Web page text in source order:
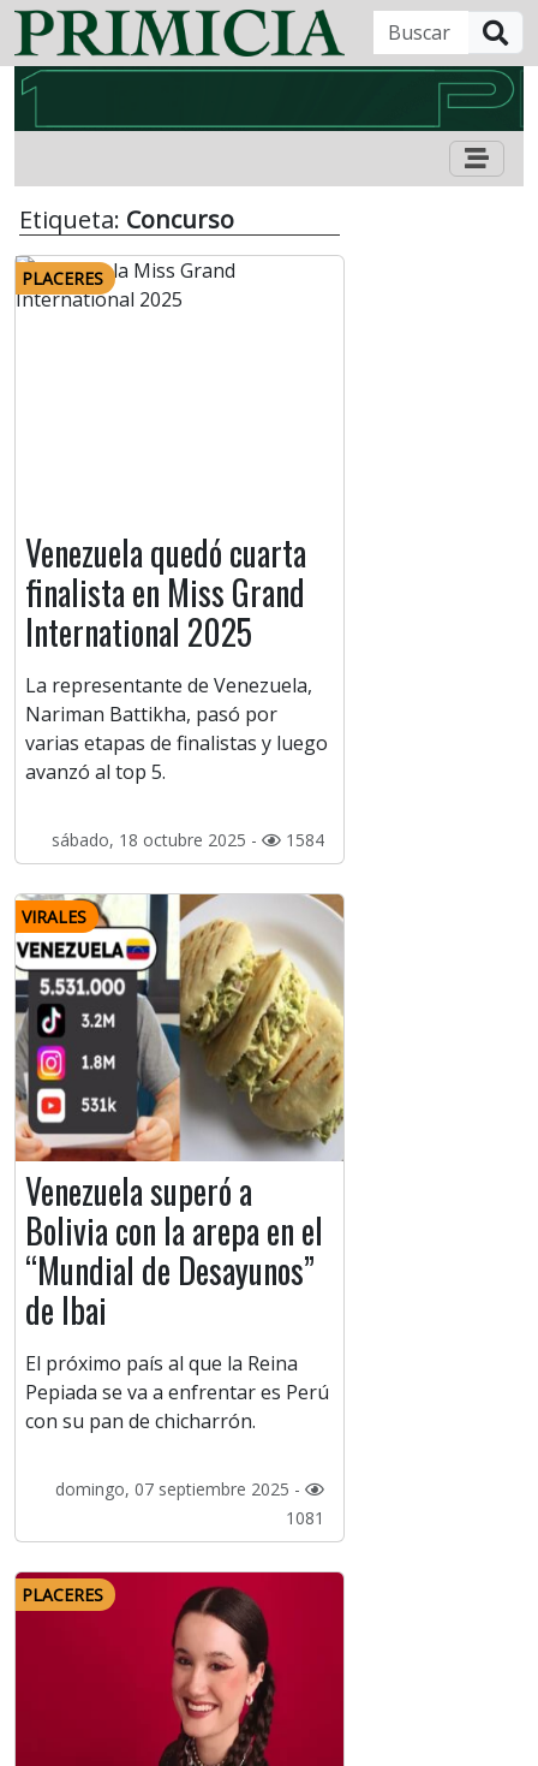
Etiqueta: Concurso
PLACERES
Venezuela quedó cuarta
finalista en Miss Grand
International 2025
La representante de Venezuela,
Nariman Battikha, pasó por
varias etapas de finalistas y luego
avanzó al top 5.
sábado, 18 octubre 2025 - 1584
VIRALES
Venezuela superó a
Bolivia con la arepa en el
“Mundial de Desayunos”
de Ibai
El próximo país al que la Reina
Pepiada se va a enfrentar es Perú
con su pan de chicharrón.
domingo, 07 septiembre 2025 -
1081
PLACERES